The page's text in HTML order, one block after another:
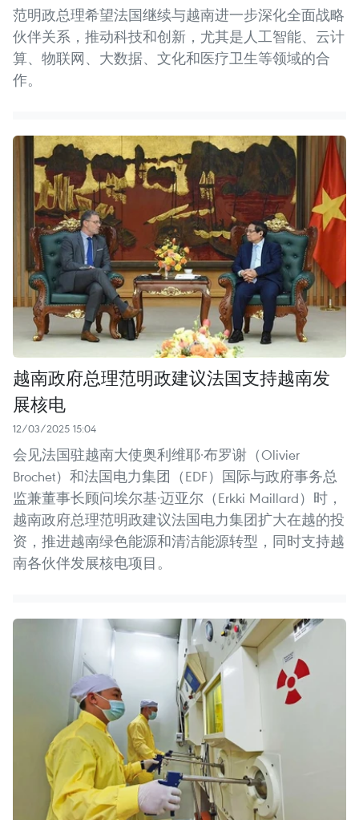
范明政总理希望法国继续与越南进一步深化全面战略
伙伴关系，推动科技和创新，尤其是人工智能、云计
算、物联网、大数据、文化和医疗卫生等领域的合
作。
越南政府总理范明政建议法国支持越南发
展核电
12/03/2025 15:04
会见法国驻越南大使奥利维耶·布罗谢（Olivier
Brochet）和法国电力集团（EDF）国际与政府事务总
监兼董事长顾问埃尔基·迈亚尔（Erkki Maillard）时，
越南政府总理范明政建议法国电力集团扩大在越的投
资，推进越南绿色能源和清洁能源转型，同时支持越
南各伙伴发展核电项目。